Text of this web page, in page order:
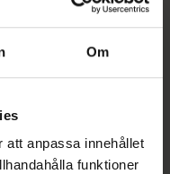
Om
att anpassa innehållet
funktioner